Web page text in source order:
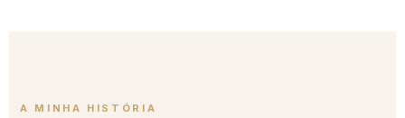
A MINHA HISTÓRIA